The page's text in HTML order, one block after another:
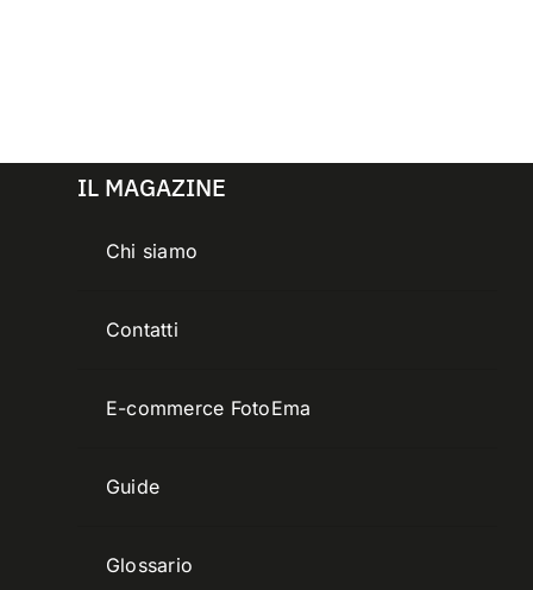
IL MAGAZINE
Chi siamo
Contatti
E-commerce FotoEma
Guide
Glossario